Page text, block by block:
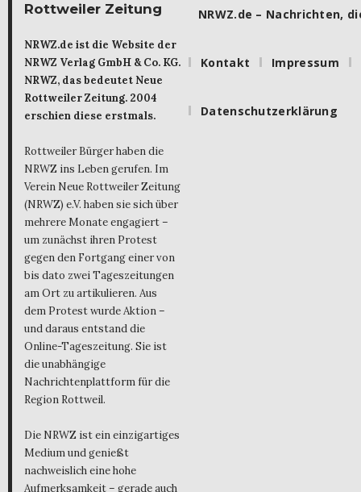
Rottweiler Zeitung
NRWZ.de ist die Website der
NRWZ Verlag GmbH & Co. KG.
NRWZ, das bedeutet Neue
Rottweiler Zeitung. 2004
erschien diese erstmals.
Rottweiler Bürger haben die
NRWZ ins Leben gerufen. Im
Verein Neue Rottweiler Zeitung
(NRWZ) e.V. haben sie sich über
mehrere Monate engagiert –
um zunächst ihren Protest
gegen den Fortgang einer von
bis dato zwei Tageszeitungen
am Ort zu artikulieren. Aus
dem Protest wurde Aktion –
und daraus entstand die
Online-Tageszeitung. Sie ist
die unabhängige
Nachrichtenplattform für die
Region Rottweil.
Die NRWZ ist ein einzigartiges
Medium und genießt
nachweislich eine hohe
Aufmerksamkeit – gerade auch
NRWZ.de – Nachrichten,
Kontakt Impressum
Datenschutzerklärung